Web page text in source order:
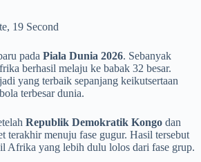
19 Second
pada Piala Dunia 2026. Sebanyak
berhasil melaju ke babak 32 besar.
yang terbaik sepanjang keikutsertaan
terbesar dunia.
Republik Demokratik Kongo dan
terakhir menuju fase gugur. Hasil tersebut
Afrika yang lebih dulu lolos dari fase grup.